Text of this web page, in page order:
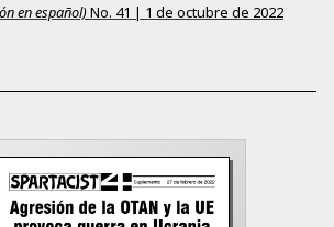
en español)No. 41 | 1 de octubre de 2022